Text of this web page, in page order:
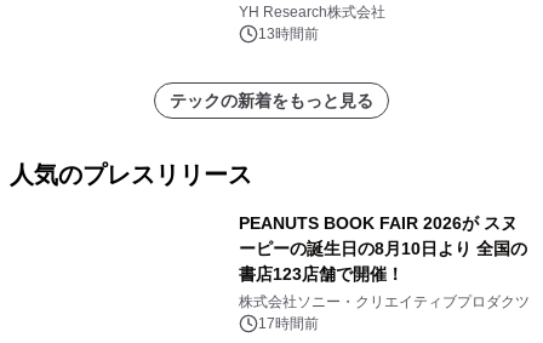
YH Research株式会社
13時間前
テックの新着をもっと見る
人気のプレスリリース
PEANUTS BOOK FAIR 2026が スヌ
ーピーの誕生日の8月10日より 全国の
書店123店舗で開催！
株式会社ソニー・クリエイティブプロダクツ
17時間前